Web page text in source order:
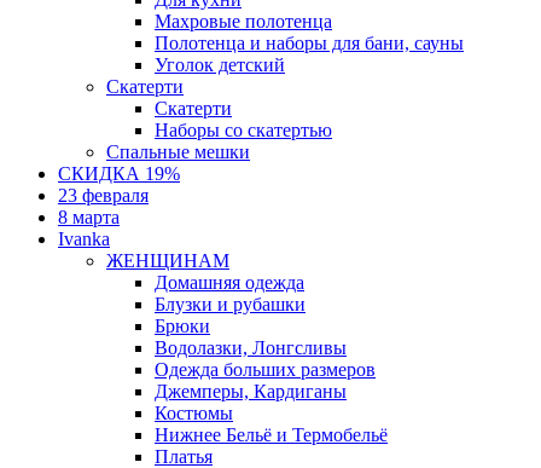
Махровые полотенца
Полотенца и наборы для бани, сауны
Уголок детский
Скатерти
Скатерти
Наборы со скатертью
Спальные мешки
СКИДКА 19%
23 февраля
8 марта
Ivanka
ЖЕНЩИНАМ
Домашняя одежда
Блузки и рубашки
Брюки
Водолазки, Лонгсливы
Одежда больших размеров
Джемперы, Кардиганы
Костюмы
Нижнее Бельё и Термобельё
Платья